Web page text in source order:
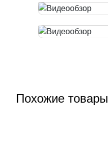
Похожие товары